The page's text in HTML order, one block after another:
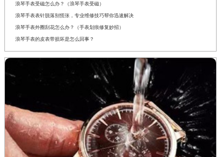
浪琴手表受磁怎么办？（浪琴手表受磁）
浪琴手表表针脱落别慌张，专业维修技巧帮你迅速解决
浪琴手表外圈刮花怎么办？（手表划痕修复妙招）
浪琴手表的皮表带损坏是怎么回事？